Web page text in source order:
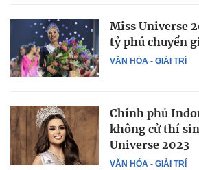
VĂN HÓA - GIẢI TRÍ
Miss Universe
tỷ phú chuyển
VĂN HÓA - GIẢI TRÍ
Chính phủ
không cử thí
Universe 2023